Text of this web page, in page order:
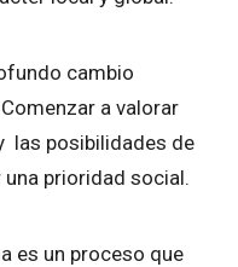
cambio
a valorar
las posibilidades de
prioridad social.
es un proceso que